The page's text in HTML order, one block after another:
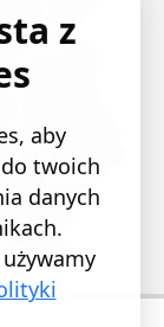
z
aby
twoich
danych